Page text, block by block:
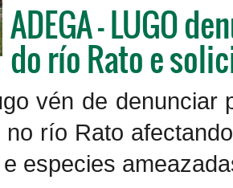
ADEGA - LUGO
do río Rato e
vén de
río Rato
especies